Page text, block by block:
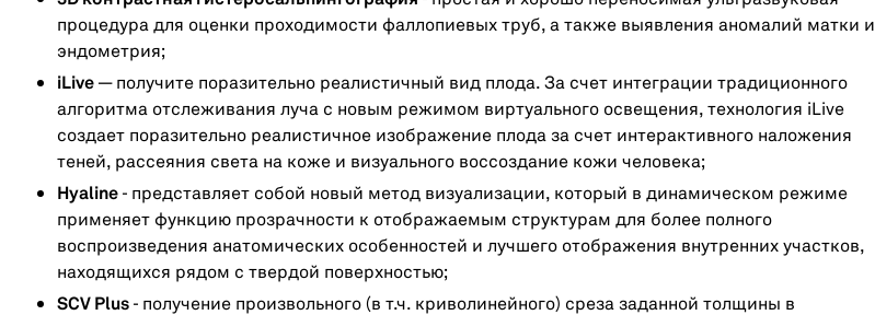
процедура для оценки проходимости фаллопиевых труб, а также выявления аномалий матки и
эндометрия;
iLive — получите поразительно реалистичный вид плода. За счет интеграции традиционного
алгоритма отслеживания луча с новым режимом виртуального освещения, технология iLive
создает поразительно реалистичное изображение плода за счет интерактивного наложения
теней, рассеяния света на коже и визуального воссоздание кожи человека;
Hyaline - представляет собой новый метод визуализации, который в динамическом режиме
применяет функцию прозрачности к отображаемым структурам для более полного
воспроизведения анатомических особенностей и лучшего отображения внутренних участков,
находящихся рядом с твердой поверхностью;
SCV Plus - получение произвольного (в т.ч. криволинейного) среза заданной толщины в